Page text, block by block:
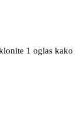
1 oglas kako